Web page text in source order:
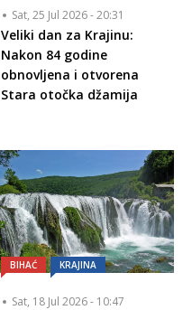
Sat, 25 Jul 2026 - 20:31
Veliki dan za Krajinu:
Nakon 84 godine
obnovljena i otvorena
Stara otočka džamija
BIHAĆ KRAJINA
Sat, 18 Jul 2026 - 10:47